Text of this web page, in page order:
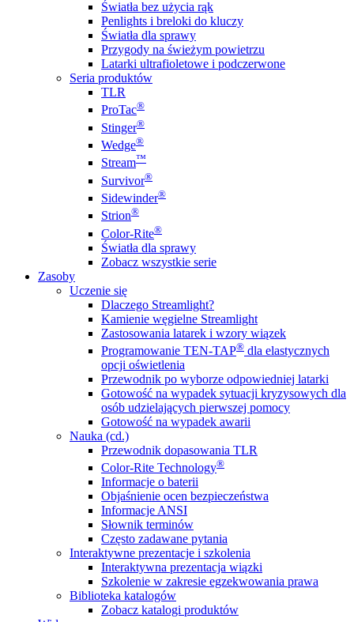
Światła bez użycia rąk
Penlights i breloki do kluczy
Światła dla sprawy
Przygody na świeżym powietrzu
Latarki ultrafioletowe i podczerwone
Seria produktów
TLR
ProTac®
Stinger®
Wedge®
Stream™
Survivor®
Sidewinder®
Strion®
Color-Rite®
Światła dla sprawy
Zobacz wszystkie serie
Zasoby
Uczenie się
Dlaczego Streamlight?
Kamienie węgielne Streamlight
Zastosowania latarek i wzory wiązek
Programowanie TEN-TAP® dla elastycznych
opcji oświetlenia
Przewodnik po wyborze odpowiedniej latarki
Gotowość na wypadek sytuacji kryzysowych dla
osób udzielających pierwszej pomocy
Gotowość na wypadek awarii
Nauka (cd.)
Przewodnik dopasowania TLR
Color-Rite Technology®
Informacje o baterii
Objaśnienie ocen bezpieczeństwa
Informacje ANSI
Słownik terminów
Często zadawane pytania
Interaktywne prezentacje i szkolenia
Interaktywna prezentacja wiązki
Szkolenie w zakresie egzekwowania prawa
Biblioteka katalogów
Zobacz katalogi produktów